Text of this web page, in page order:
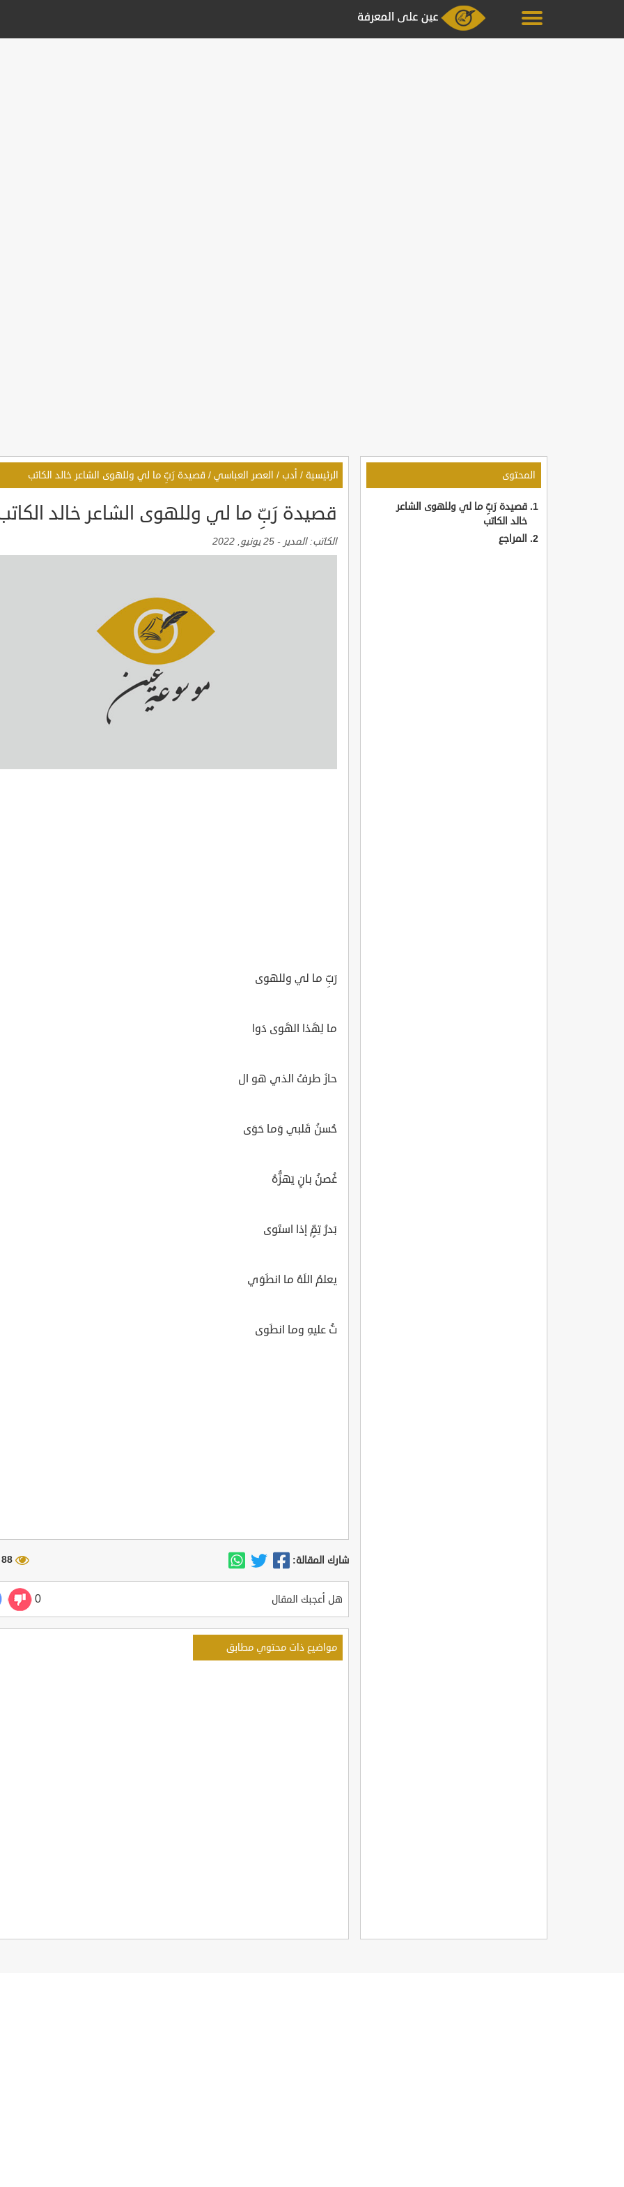
المحتوى
قصيدة رَبِّ ما لي وللهوى الشاعر
خالد الكاتب
المراجع
الرئيسية / أدب / العصر العباسي / قصيدة رَبِّ ما لي وللهوى الشاعر خالد الكاتب
قصيدة رَبِّ ما لي وللهوى الشاعر خالد
الكاتب:المدير - 25 يونيو, 2022
رَبِّ ما لي وللهوى
ما لِهَذا الهَوى دَوا
حازَ طرفُ الذي هو ال
حُسنُ قَلبي وَما حَوَى
غُصنُ بانٍ يَهزُّهُ
بَدرُ تِمٍّ إذا استَوى
يعلمُ اللَهُ ما انطَوَي
تُ عليهِ وما انطَوى
شارك المقالة: 88 مشاهدة
هل أعجبك المقال 0
مواضيع ذات محتوي مطابق